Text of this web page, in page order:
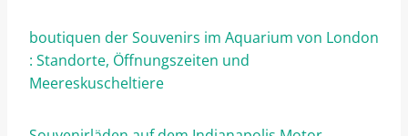
boutiquen der Souvenirs im Aquarium von London
: Standorte, Öffnungszeiten und
Meereskuscheltiere